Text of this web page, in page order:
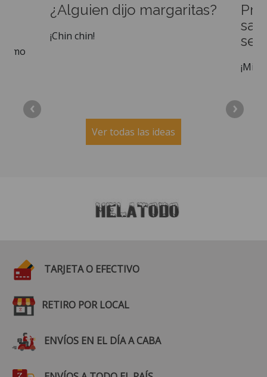
¿Alguien dijo margaritas?
¡Chin chin!
‹ ›
Ver todas las ideas
TARJETA O EFECTIVO
RETIRO POR LOCAL
ENVÍOS EN EL DÍA A CABA